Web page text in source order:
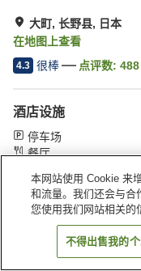
大町, 长野县, 日本
在地图上查看
4.3 很棒 点评数: 488
酒店设施
停车场
餐厅
首页 日本 长野县
本网站使用 Cookie 来
和流量。我们还会与合
您使用我们网站相关的
不得出售我的